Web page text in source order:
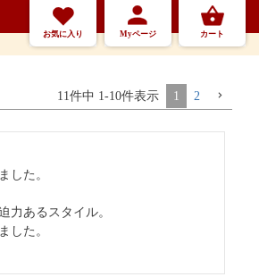
お気に入り Myページ カート
11 件中 1 -10件表示 1 2
した。
力あるスタイル。
した。